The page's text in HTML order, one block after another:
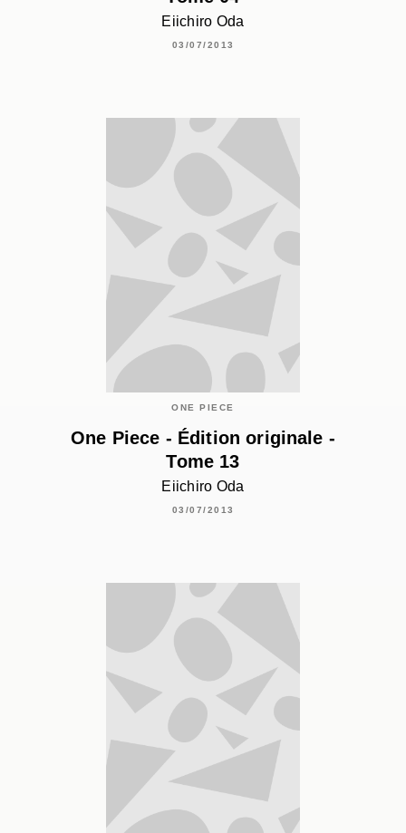
Eiichiro Oda
03/07/2013
ONE PIECE
One Piece - Édition originale -
Tome 13
Eiichiro Oda
03/07/2013